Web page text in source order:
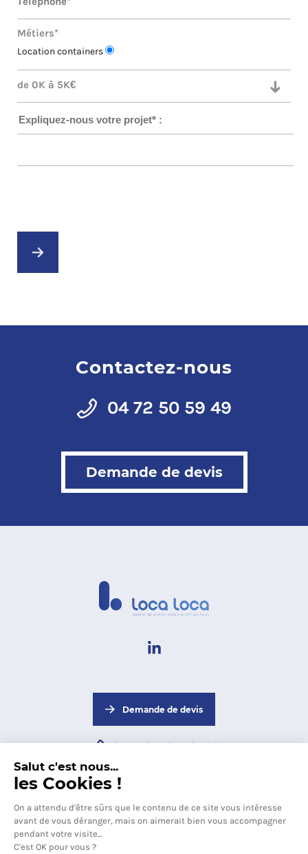
Métiers*
Location containers
Contactez-nous
04 72 50 59 49
Demande de devis
Demande de devis
04 72 50 59 49
Abonnez-vous
à notre newsletter
Salut c'est nous...
les Cookies !
On a attendu d'être sûrs que le contenu de ce site vous intéresse
avant de vous déranger, mais on aimerait bien vous accompagner
pendant votre visite...
C'est OK pour vous ?